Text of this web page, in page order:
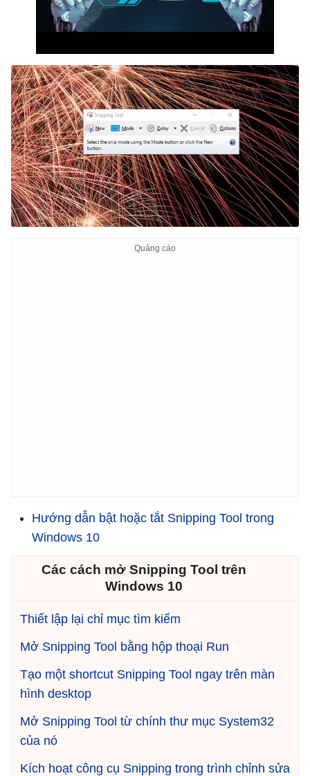
Hướng dẫn bật hoặc tắt Snipping Tool trong
Windows 10
Các cách mở Snipping Tool trên
Windows 10
Thiết lập lại chỉ mục tìm kiếm
Mở Snipping Tool bằng hộp thoại Run
Tạo một shortcut Snipping Tool ngay trên màn
hình desktop
Mở Snipping Tool từ chính thư mục System32
của nó
Kích hoạt công cụ Snipping trong trình chỉnh sửa